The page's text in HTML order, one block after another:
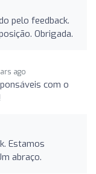
pelo feedback.
Obrigada.
ago
com o
Estamos
abraço.